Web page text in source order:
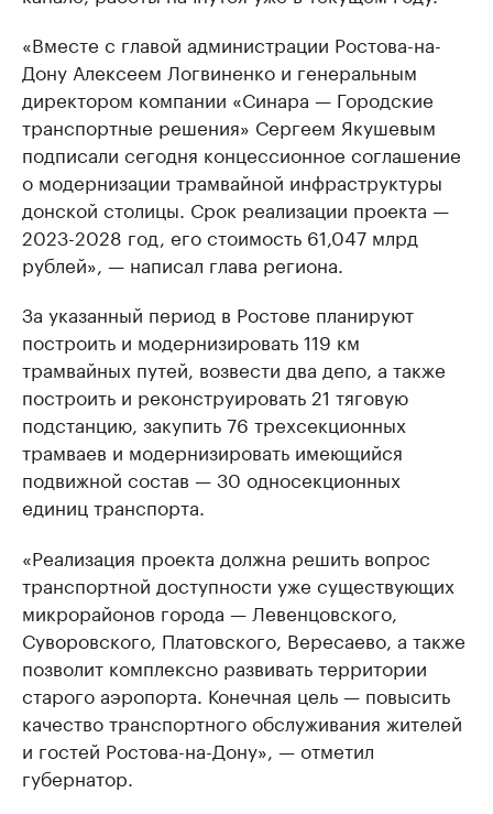
«Вместе с главой администрации Ростова-на-
Дону Алексеем Логвиненко и генеральным
директором компании «Синара — Городские
транспортные решения» Сергеем Якушевым
подписали сегодня концессионное соглашение
о модернизации трамвайной инфраструктуры
донской столицы. Срок реализации проекта —
2023-2028 год, его стоимость 61,047 млрд
рублей», — написал глава региона.
За указанный период в Ростове планируют
построить и модернизировать 119 км
трамвайных путей, возвести два депо, а также
построить и реконструировать 21 тяговую
подстанцию, закупить 76 трехсекционных
трамваев и модернизировать имеющийся
подвижной состав — 30 односекционных
единиц транспорта.
«Реализация проекта должна решить вопрос
транспортной доступности уже существующих
микрорайонов города — Левенцовского,
Суворовского, Платовского, Вересаево, а также
позволит комплексно развивать территории
старого аэропорта. Конечная цель — повысить
качество транспортного обслуживания жителей
и гостей Ростова-на-Дону», — отметил
губернатор.